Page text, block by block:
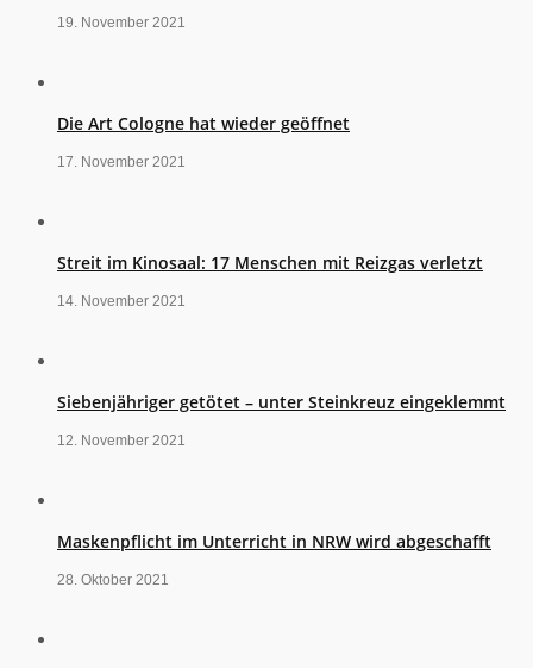
19. November 2021
Die Art Cologne hat wieder geöffnet
17. November 2021
Streit im Kinosaal: 17 Menschen mit Reizgas verletzt
14. November 2021
Siebenjähriger getötet – unter Steinkreuz eingeklemmt
12. November 2021
Maskenpflicht im Unterricht in NRW wird abgeschafft
28. Oktober 2021